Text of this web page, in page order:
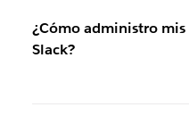
¿Cómo administro
Slack?